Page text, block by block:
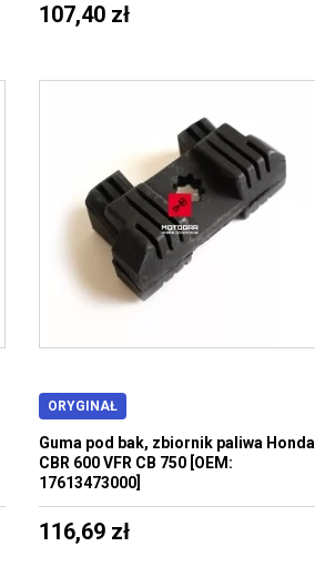
107,40 zł
ORYGINAŁ
Guma pod bak, zbiornik paliwa Honda
CBR 600 VFR CB 750 [OEM:
17613473000]
116,69 zł